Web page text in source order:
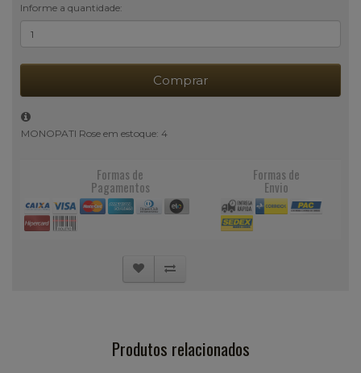
Informe a quantidade:
Comprar
MONOPATI Rose em estoque: 4
Formas de
Pagamentos
Formas de
Envio
Produtos relacionados